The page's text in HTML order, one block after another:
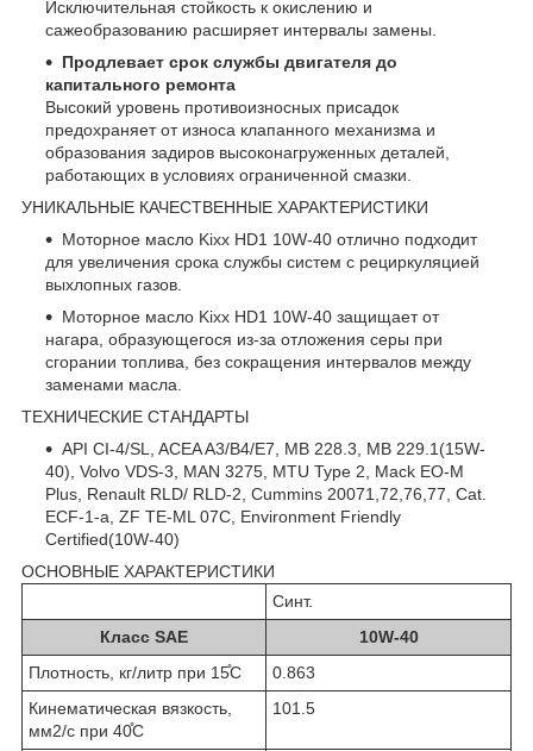
Исключительная стойкость к окислению и
сажеобразованию расширяет интервалы замены.
Продлевает срок службы двигателя до
капитального ремонта
Высокий уровень противоизносных присадок
предохраняет от износа клапанного механизма и
образования задиров высоконагруженных деталей,
работающих в условиях ограниченной смазки.
УНИКАЛЬНЫЕ КАЧЕСТВЕННЫЕ ХАРАКТЕРИСТИКИ
Моторное масло Kixx HD1 10W-40 отлично подходит
для увеличения срока службы систем с рециркуляцией
выхлопных газов.
Моторное масло Kixx HD1 10W-40 защищает от
нагара, образующегося из-за отложения серы при
сгорании топлива, без сокращения интервалов между
заменами масла.
ТЕХНИЧЕСКИЕ СТАНДАРТЫ
API CI-4/SL, ACEA A3/B4/E7, MB 228.3, MB 229.1(15W-
40), Volvo VDS-3, MAN 3275, MTU Type 2, Mack EO-M
Plus, Renault RLD/ RLD-2, Cummins 20071,72,76,77, Cat.
ECF-1-a, ZF TE-ML 07C, Environment Friendly
Certified(10W-40)
ОСНОВНЫЕ ХАРАКТЕРИСТИКИ
Синт.
Класс SAE
10W-40
Плотность, кг/литр при 15̊C
0.863
Кинематическая вязкость,
мм2/с при 40̊C
101.5